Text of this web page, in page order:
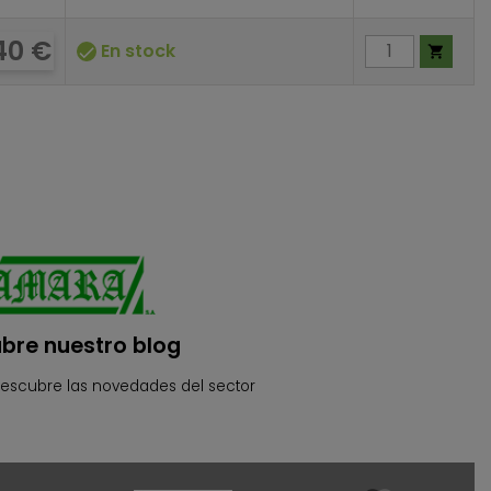
€  En stock 
nuestro blog
las novedades del sector